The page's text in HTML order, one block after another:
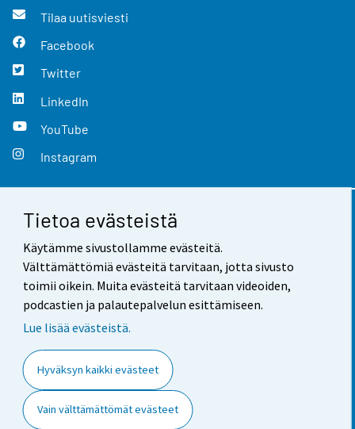
Tietoa evästeistä
Käytämme sivustollamme evästeitä.
Välttämättömiä evästeitä tarvitaan, jotta sivusto
toimii oikein. Muita evästeitä tarvitaan videoiden,
podcastien ja palautepalvelun esittämiseen.
Lue lisää evästeistä.
Hyväksyn kaikki evästeet
Vain välttämättömät evästeet
Tilaa uutisviesti
Facebook
Twitter
LinkedIn
YouTube
Instagram
Yhteystiedot
Palaute
Käyttöehdot
Saavutettavuus
Tietoa sivustosta
Evästeasetukset